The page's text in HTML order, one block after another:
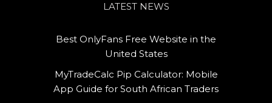
LATEST NEWS
Best OnlyFans Free Website in the
United States
MyTradeCalc Pip Calculator: Mobile
App Guide for South African Traders